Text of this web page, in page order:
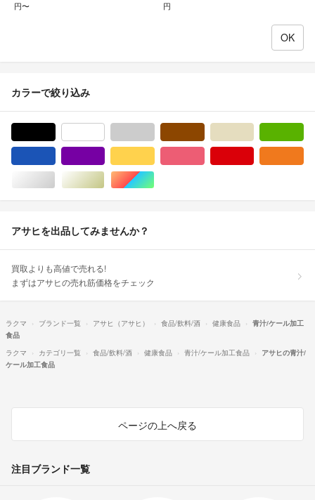
円〜 円
カラーで絞り込み
シルバー/銀色系ゴールド/金色系マルチカラー
アサヒを出品してみませんか？
買取よりも高値で売れる!
まずはアサヒの売れ筋価格をチェック
ラクマ ブランド一覧 アサヒ（アサヒ） 食品/飲料/酒 健康食品
青汁/ケール加工
食品
ラクマ
カテゴリ一覧 食品/飲料/酒 健康食品 青汁/ケール加工食品
アサヒの青汁/
ケール加工食品
ページの上へ戻る
注目ブランド一覧